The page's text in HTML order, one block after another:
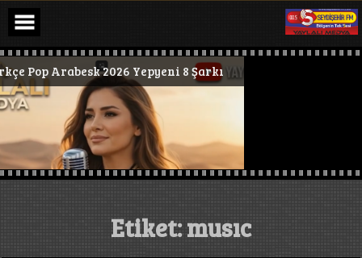
Skip
content
#PsychedelicRock
Yepyeni 8 Şarkı
Etiket:musıc